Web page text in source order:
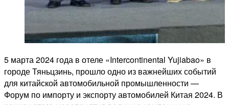
5 марта 2024 года в отеле «Intercontinental Yujiabao» в
городе Тяньцзинь, прошло одно из важнейших событий
для китайской автомобильной промышленности —
Форум по импорту и экспорту автомобилей Китая 2024. В